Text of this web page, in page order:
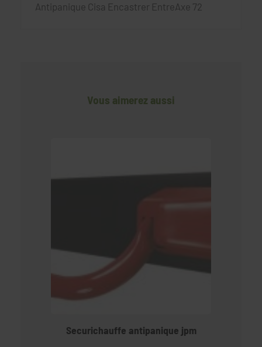
Antipanique Cisa Encastrer EntreAxe 72
Vous aimerez aussi
Securichauffe antipanique jpm